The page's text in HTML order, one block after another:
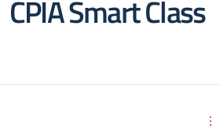
CPIA Smart Class